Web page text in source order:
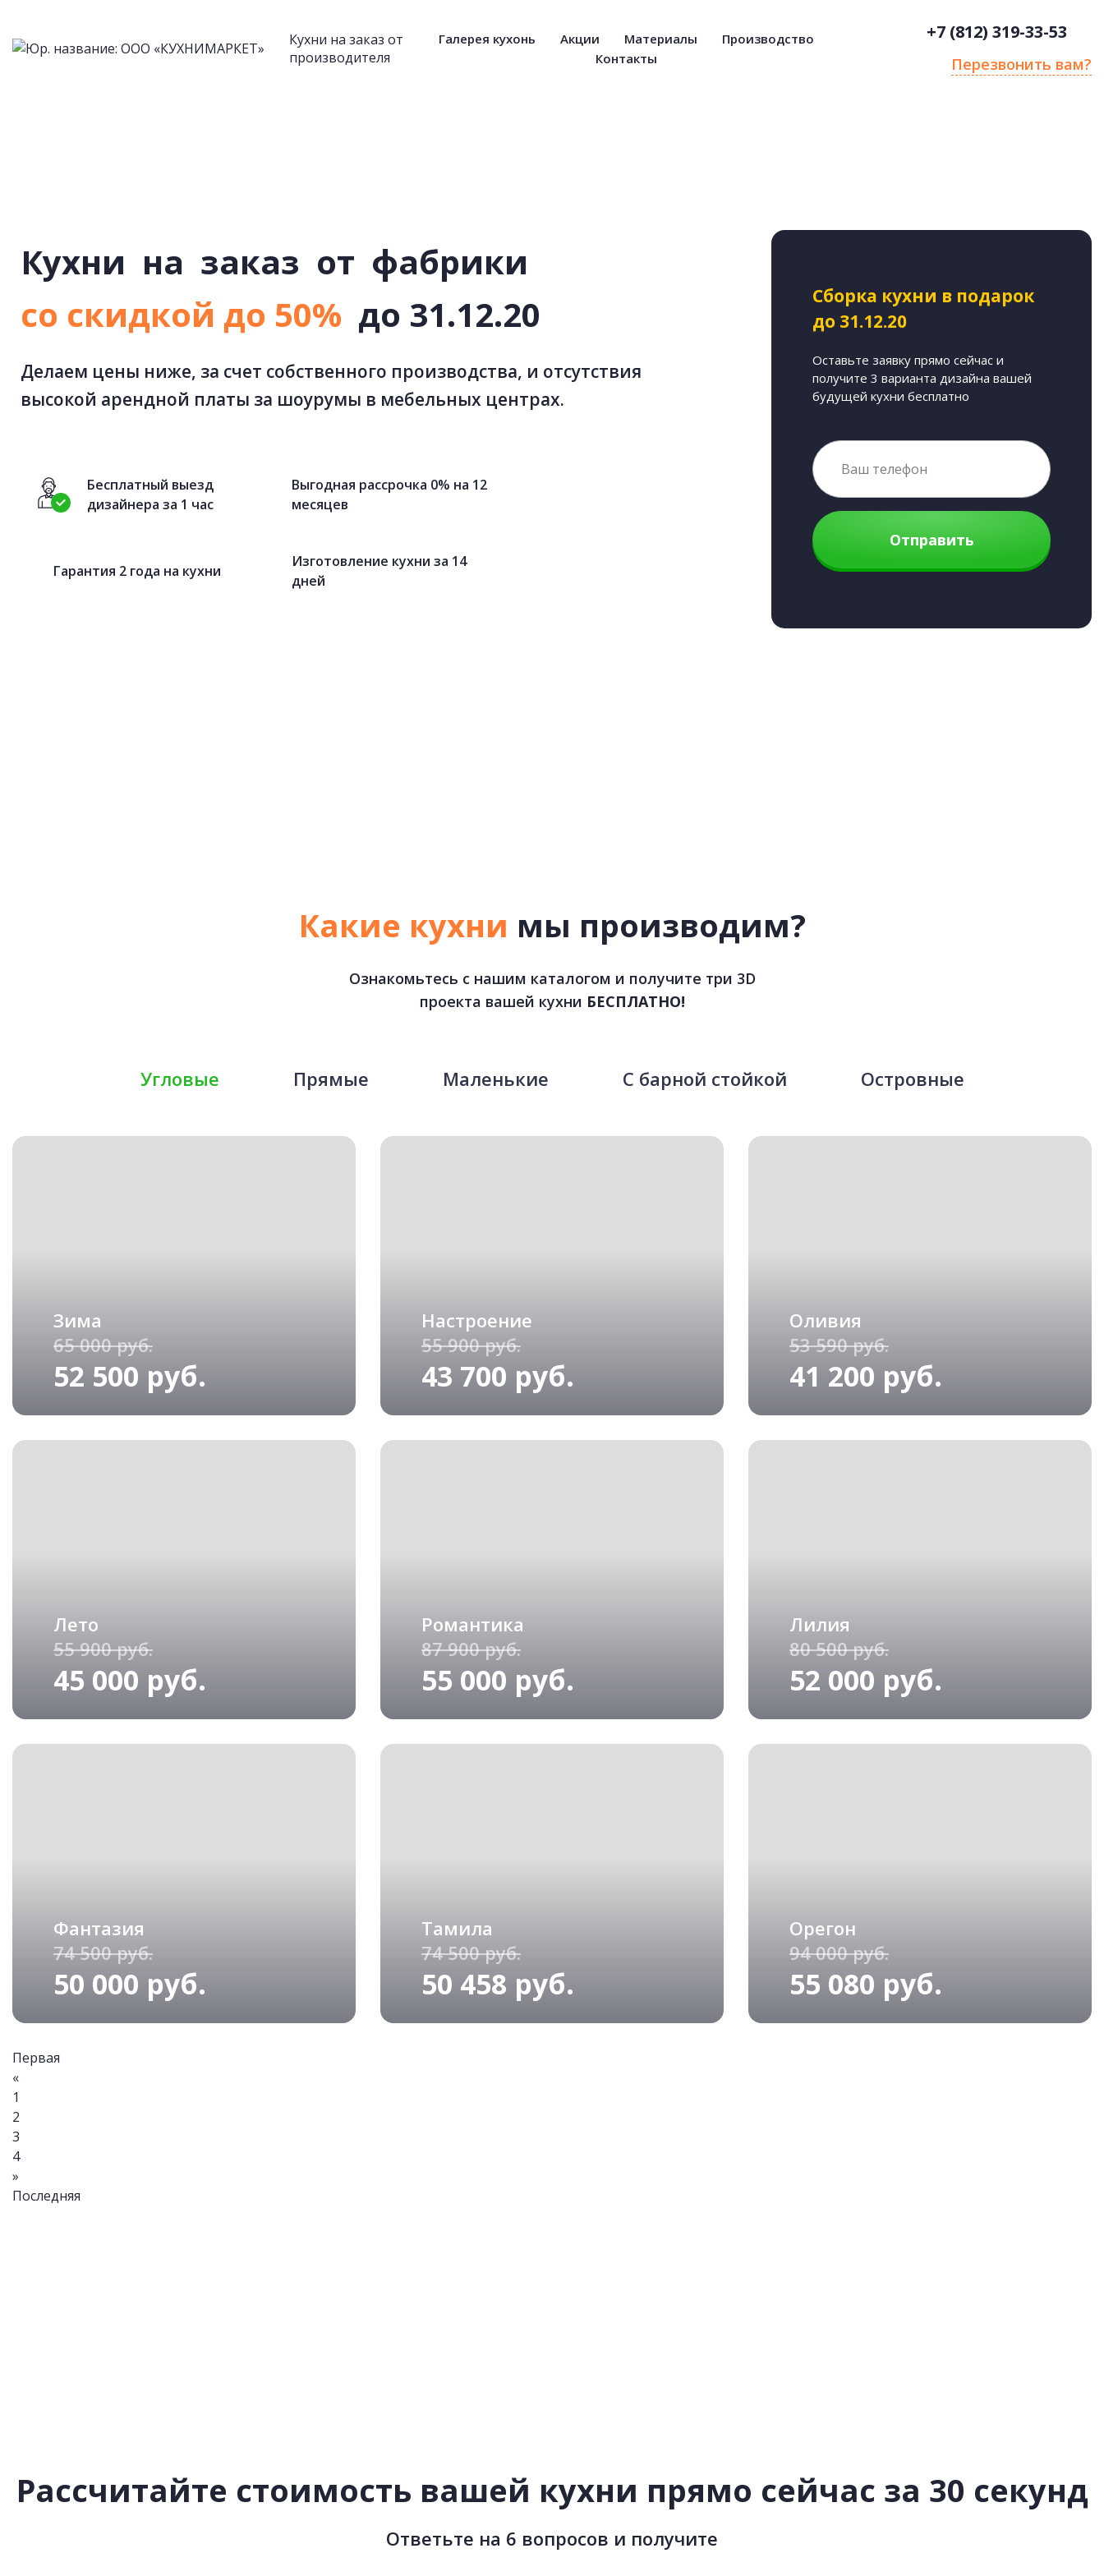
Кухни на заказ от
производителя
Галерея кухонь Акции Материалы
Производство
Контакты
+7 (812) 319-33-53
Перезвонить вам?
Кухни на заказ от фабрики
со скидкой до 50% до 31.12.20
Делаем цены ниже, за счет собственного производства, и отсутствия
высокой арендной платы за шоурумы в мебельных центрах.
Бесплатный выезд
дизайнера за 1 час
Выгодная рассрочка 0% на 12
месяцев
Гарантия 2 года на кухни
Изготовление кухни за 14
дней
Сборка кухни в подарок
до 31.12.20
Оставьте заявку прямо сейчас и
получите 3 варианта дизайна вашей
будущей кухни бесплатно
Отправить
Какие кухни мы производим?
Ознакомьтесь с нашим каталогом и получите три 3D
проекта вашей кухни БЕСПЛАТНО!
Угловые Прямые Маленькие С барной стойкой Островные
Зима
65 000 руб.
52 500 руб.
Настроение
55 900 руб.
43 700 руб.
Оливия
53 590 руб.
41 200 руб.
Лето
55 900 руб.
45 000 руб.
Романтика
87 900 руб.
55 000 руб.
Лилия
80 500 руб.
52 000 руб.
Фантазия
74 500 руб.
50 000 руб.
Тамила
74 500 руб.
50 458 руб.
Орегон
94 000 руб.
55 080 руб.
Первая
«
1
2
3
4
»
Последняя
Рассчитайте стоимость вашей кухни прямо сейчас за 30 секунд
Ответьте на 6 вопросов и получите